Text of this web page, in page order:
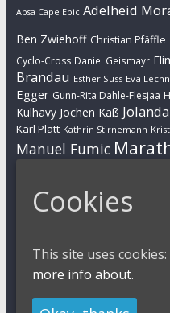
Absa Cape Epic Adelheid
Ben Zwiehoff Christian Pfäffle
Cyclo-Cross Daniel Geismayr
Brandau Esther Süss Eva
Egger Gunn-Rita Dahle-Flesjaa
Kulhavy Jochen Käß
Karl Platt Kathrin Stirnemann
Manuel Fumic
Max Brandl Moritz Milatz
Simon Stiebjahn UCI Urs
Impressum
Cookies
This site uses cookies:
more info about.